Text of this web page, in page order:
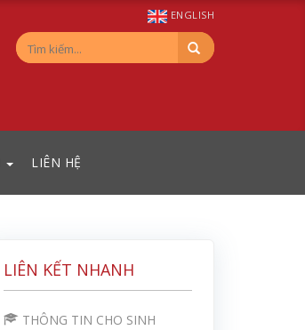
ENGLISH
LIÊN HỆ
LIÊN KẾT NHANH
THÔNG TIN CHO SINH